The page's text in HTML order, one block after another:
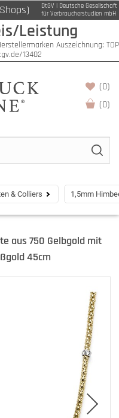
DtGV | Deutsche Gesellschaft
für Verbraucherstudien mbH
Leistung
Auszeichnung: TOP
13402
(0)
(0)
& Colliers 1,5mm
aus 750 Gelbgold mit
45cm